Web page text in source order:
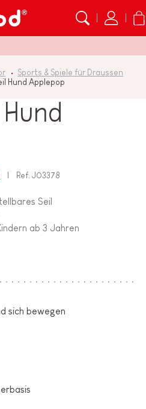
Sports & Spiele für Draussen
Hund Applepop
Ref.J03378
Seil
ab 3 Jahren
sich bewegen